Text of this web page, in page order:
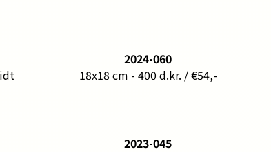
2024-060
18x18 cm - 400 d.kr. / €54,-
2023-045